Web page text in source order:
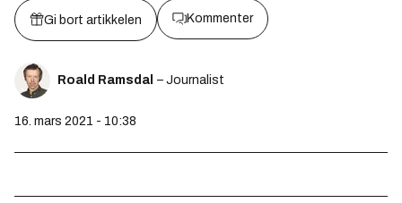
Gi bort artikkelen Kommenter
Roald Ramsdal – Journalist
16. mars 2021 - 10:38